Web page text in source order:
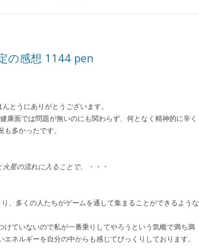
の感想 1144 pen
とうにありがとうございます。
康面では問題が無いのにも関わらず、何となく精神的に辛く
多かったです。
星の流れに入ることで、・・・
、多くの人たちがゲームを通して集まることができるような
けていないので私が一番乗りしてやろうという気概で満ち満
ネルギーを自分の中からも感じてびっくりしております。